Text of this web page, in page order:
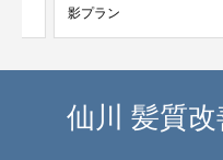
影プラン
仙川 髪質